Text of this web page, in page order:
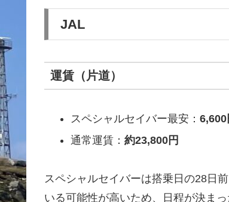
JAL
運賃（片道）
スペシャルセイバー最安： 6,600
通常運賃： 約23,800円
スペシャルセイバーは搭乗日の28日
いる可能性が高いため、日程が決ま